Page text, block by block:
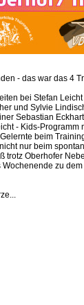
- das war das 4
bei Stefan
und Sylvie
Sebastian
- Kids-Programm
beim
nur beim
trotz Oberhofer
zu